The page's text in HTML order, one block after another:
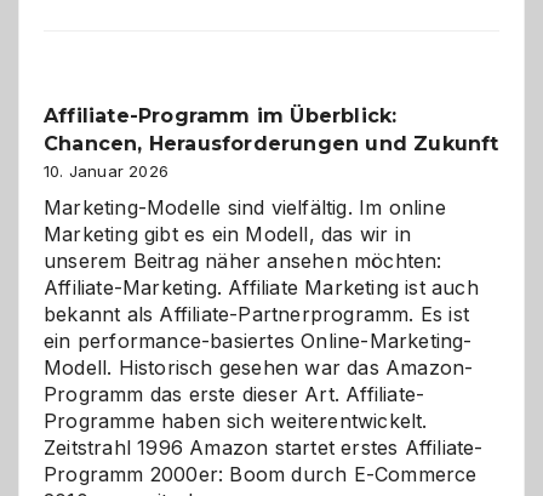
Affiliate-Programm im Überblick:
Chancen, Herausforderungen und Zukunft
10. Januar 2026
Marketing-Modelle sind vielfältig. Im online
Marketing gibt es ein Modell, das wir in
unserem Beitrag näher ansehen möchten:
Affiliate-Marketing. Affiliate Marketing ist auch
bekannt als Affiliate-Partnerprogramm. Es ist
ein performance-basiertes Online-Marketing-
Modell. Historisch gesehen war das Amazon-
Programm das erste dieser Art. Affiliate-
Programme haben sich weiterentwickelt.
Zeitstrahl 1996 Amazon startet erstes Affiliate-
Programm 2000er: Boom durch E-Commerce